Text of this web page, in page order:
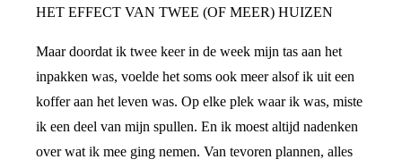
HET EFFECT VAN TWEE (OF MEER) HUIZEN
Maar doordat ik twee keer in de week mijn tas aan het
inpakken was, voelde het soms ook meer alsof ik uit een
koffer aan het leven was. Op elke plek waar ik was, miste
ik een deel van mijn spullen. En ik moest altijd nadenken
over wat ik mee ging nemen. Van tevoren plannen, alles